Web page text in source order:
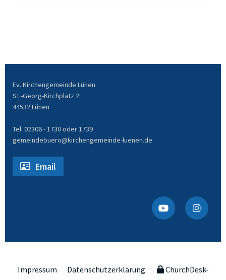
Ev. Kirchengemeinde Lünen
St.-Georg-Kirchplatz 2
44532 Lünen
Tel: 02306 - 1730 oder 1739
gemeindebuero@kirchengemeinde-luenen.de
Email
Impressum Datenschutzerklärung
ChurchDesk-